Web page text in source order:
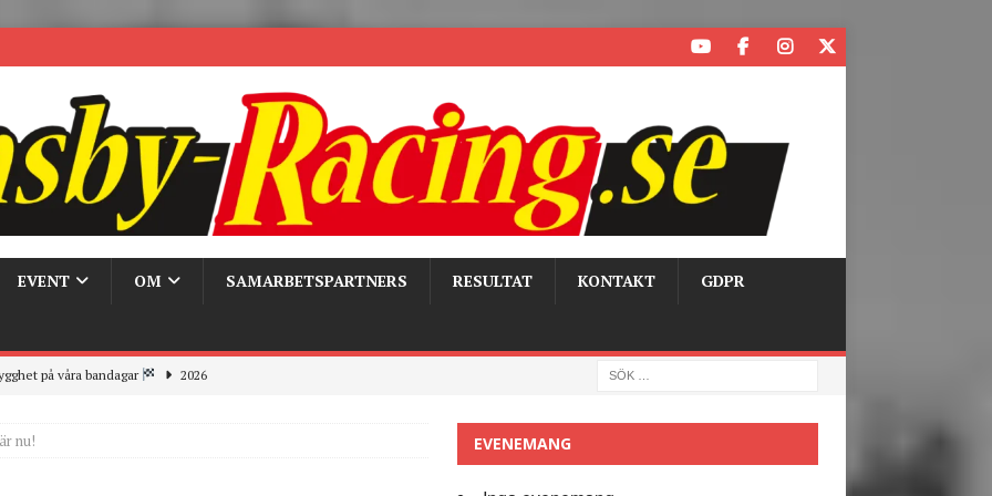
EVENT OM SAMARBETSPARTNERS RESULTAT KONTAKT GDPR
på våra bandagar 2026
the pits
nu! EVENEMANG